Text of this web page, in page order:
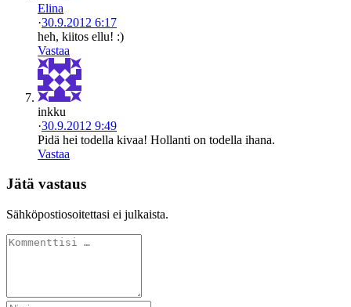
Elina
·30.9.2012 6:17
heh, kiitos ellu! :)
Vastaa
inkku
·30.9.2012 9:49
Pidä hei todella kivaa! Hollanti on todella ihana.
Vastaa
Jätä vastaus
Sähköpostiosoitettasi ei julkaista.